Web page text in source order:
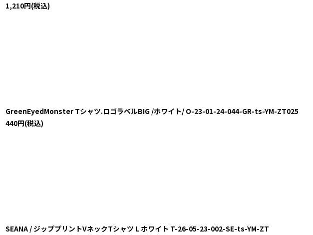
1,210円(税込)
GreenEyedMonster Tシャツ.ロゴラベルBIG /ホワイト/ O-23-01-24-044-GR-ts-YM-ZT025
440円(税込)
SEANA / ジッププリントVネックTシャツ L ホワイト T-26-05-23-002-SE-ts-YM-ZT